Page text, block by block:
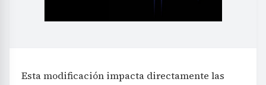
Esta modificación impacta directamente las